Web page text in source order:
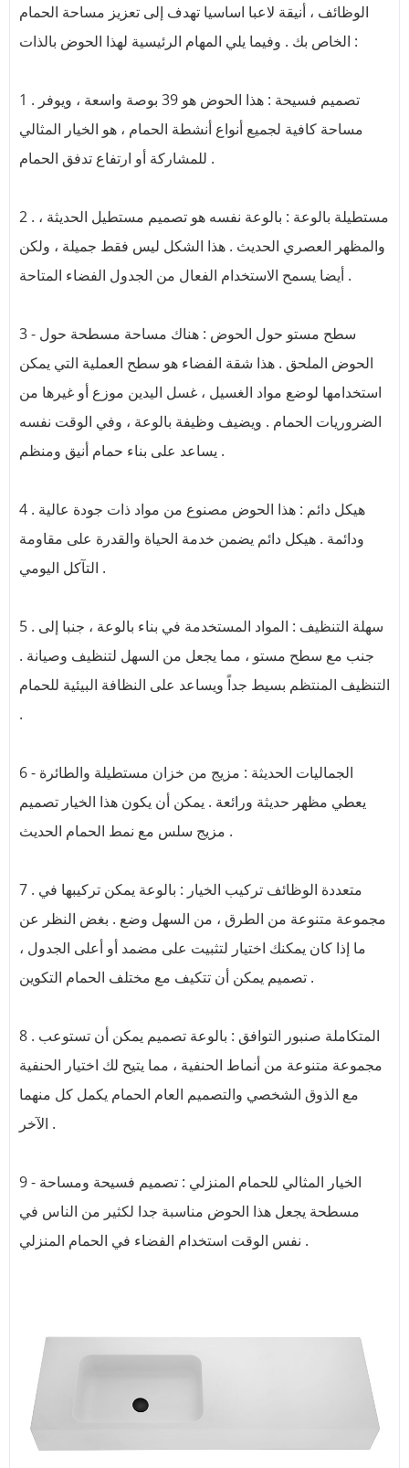
الوظائف ، أنيقة لاعبا اساسيا تهدف إلى تعزيز مساحة الحمام
الخاص بك . وفيما يلي المهام الرئيسية لهذا الحوض بالذات :
1 . تصميم فسيحة : هذا الحوض هو 39 بوصة واسعة ، ويوفر
مساحة كافية لجميع أنواع أنشطة الحمام ، هو الخيار المثالي
للمشاركة أو ارتفاع تدفق الحمام .
2 . مستطيلة بالوعة : بالوعة نفسه هو تصميم مستطيل الحديثة ،
والمظهر العصري الحديث . هذا الشكل ليس فقط جميلة ، ولكن
أيضا يسمح الاستخدام الفعال من الجدول الفضاء المتاحة .
3 - سطح مستو حول الحوض : هناك مساحة مسطحة حول
الحوض الملحق . هذا شقة الفضاء هو سطح العملية التي يمكن
استخدامها لوضع مواد الغسيل ، غسل اليدين موزع أو غيرها من
الضروريات الحمام . ويضيف وظيفة بالوعة ، وفي الوقت نفسه
يساعد على بناء حمام أنيق ومنظم .
4 . هيكل دائم : هذا الحوض مصنوع من مواد ذات جودة عالية
ودائمة . هيكل دائم يضمن خدمة الحياة والقدرة على مقاومة
التآكل اليومي .
5 . سهلة التنظيف : المواد المستخدمة في بناء بالوعة ، جنبا إلى
جنب مع سطح مستو ، مما يجعل من السهل لتنظيف وصيانة .
التنظيف المنتظم بسيط جداً ويساعد على النظافة البيئية للحمام
.
6 - الجماليات الحديثة : مزيج من خزان مستطيلة والطائرة
يعطي مظهر حديثة ورائعة . يمكن أن يكون هذا الخيار تصميم
مزيج سلس مع نمط الحمام الحديث .
7 . متعددة الوظائف تركيب الخيار : بالوعة يمكن تركيبها في
مجموعة متنوعة من الطرق ، من السهل وضع . بغض النظر عن
ما إذا كان يمكنك اختيار لتثبيت على مضمد أو أعلى الجدول ،
تصميم يمكن أن تتكيف مع مختلف الحمام التكوين .
8 . المتكاملة صنبور التوافق : بالوعة تصميم يمكن أن تستوعب
مجموعة متنوعة من أنماط الحنفية ، مما يتيح لك اختيار الحنفية
مع الذوق الشخصي والتصميم العام الحمام يكمل كل منهما
الآخر .
9 - الخيار المثالي للحمام المنزلي : تصميم فسيحة ومساحة
مسطحة يجعل هذا الحوض مناسبة جدا لكثير من الناس في
نفس الوقت استخدام الفضاء في الحمام المنزلي .